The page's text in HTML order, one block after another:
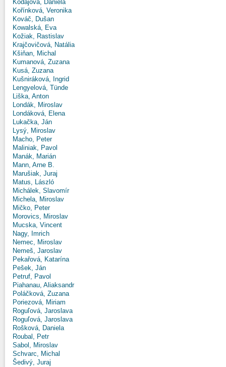
Kodajová, Daniela
Kořínková, Veronika
Kováč, Dušan
Kowalská, Eva
Kožiak, Rastislav
Krajčovičová, Natália
Kšiňan, Michal
Kumanová, Zuzana
Kusá, Zuzana
Kušniráková, Ingrid
Lengyelová, Tünde
Liška, Anton
Londák, Miroslav
Londáková, Elena
Lukačka, Ján
Lysý, Miroslav
Macho, Peter
Maliniak, Pavol
Manák, Marián
Mann, Arne B.
Marušiak, Juraj
Matus, László
Michálek, Slavomír
Michela, Miroslav
Mičko, Peter
Morovics, Miroslav
Mucska, Vincent
Nagy, Imrich
Nemec, Miroslav
Nemeš, Jaroslav
Pekařová, Katarína
Pešek, Ján
Petruf, Pavol
Piahanau, Aliaksandr
Poláčková, Zuzana
Poriezová, Miriam
Roguľová, Jaroslava
Roguľová, Jaroslava
Rošková, Daniela
Roubal, Petr
Sabol, Miroslav
Schvarc, Michal
Šedivý, Juraj